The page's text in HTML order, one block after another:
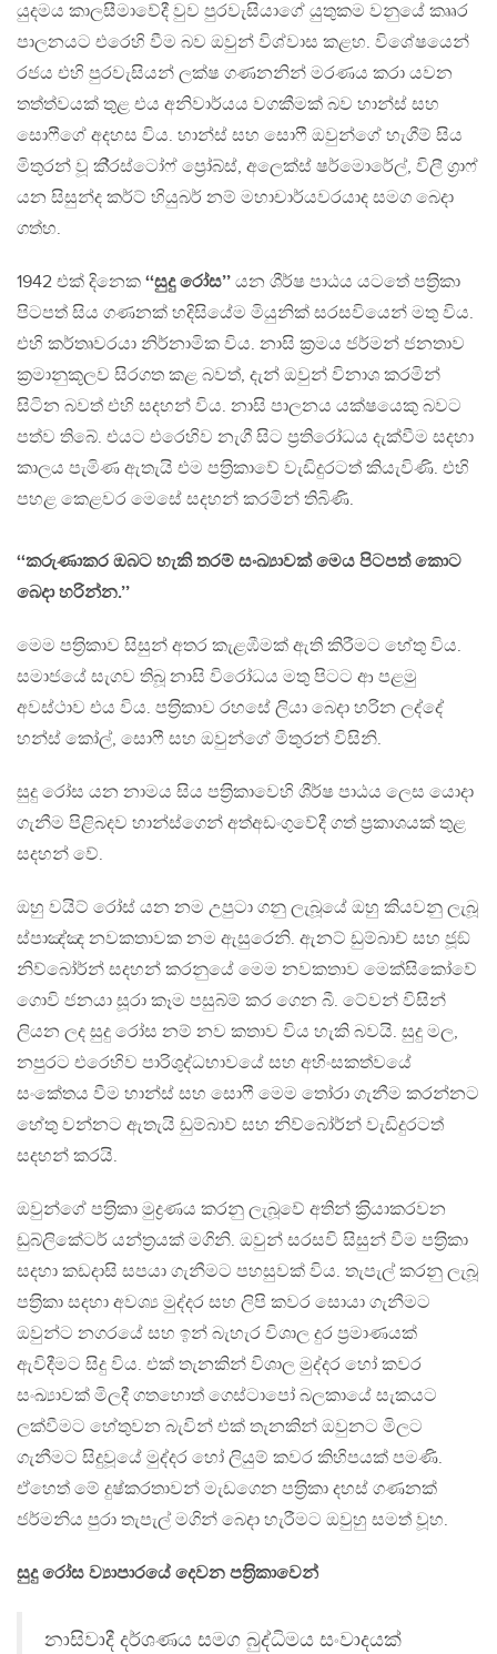
යුදමය කාලසීමාවේදී වුව පුරවැසියාගේ යුතුකම වනුයේ කෲර
පාලනයට එරෙහි වීම බව ඔවුන් විශ්වාස කළහ. විශේෂයෙන්
රජය එහි පුරවැසියන් ලක්ෂ ගණනනින් මරණය කරා යවන
තත්ත්වයක් තුළ එය අනිවාර්යය වගකීමක් බව හාන්ස් සහ
සොෆීගේ අදහස විය. හාන්ස් සහ සොෆී ඔවුන්ගේ හැගීම් සිය
මිතුරන් වූ කි‍්‍රස්ටෝෆ් ප්‍රෝබ්ස්, අලෙක්ස් ෂර්මොරේල්, විලී ග‍්‍රාෆ්
යන සිසුන්ද කර්ට් හියුබර් නම් මහාචාර්යවරයාද සමග බෙදා
ගත්හ.
1942 එක් දිනෙක ‘‘සුදු රෝස’’ යන ශීර්ෂ පාඨය යටතේ පත‍්‍රිකා
පිටපත් සිය ගණනක් හදිසියේම මියුනික් සරසවියෙන් මතු විය.
එහි කර්තෘවරයා නිර්නාමික විය. නාසි ක‍්‍රමය ජර්මන් ජනතාව
ක‍්‍රමානුකූලව සිරගත කළ බවත්, දැන් ඔවුන් විනාශ කරමින්
සිටින බවත් එහි සදහන් විය. නාසි පාලනය යක්ෂයෙකු බවට
පත්ව තිබේ. එයට එරෙහිව නැගී සිට ප‍්‍රතිරෝධය දැක්වීම සදහා
කාලය පැමිණ ඇතැයි එම පත‍්‍රිකාවේ වැඩිදුරටත් කියැවිණි. එහි
පහළ කෙළවර මෙසේ සදහන් කරමින් තිබිණි.
‘‘කරුණාකර ඔබට හැකි තරම් සංඛ්‍යාවක් මෙය පිටපත් කොට
බෙදා හරින්න.’’
මෙම පත‍්‍රිකාව සිසුන් අතර කැළඹීමක් ඇති කිරීමට හේතු විය.
සමාජයේ සැගව තිබූ නාසි විරෝධය මතු පිටට ආ පළමු
අවස්ථාව එය විය. පත‍්‍රිකාව රහසේ ලියා බෙදා හරින ලද්දේ
හන්ස් කෝල්, සොෆී සහ ඔවුන්ගේ මිතුරන් විසිනි.
සුදු රෝස යන නාමය සිය පත‍්‍රිකාවෙහි ශීර්ෂ පාඨය ලෙස යොදා
ගැනීම පිළිබදව හාන්ස්ගෙන් අත්අඩංගුවේදී ගත් ප‍්‍රකාශයක් තුළ
සදහන් වේ.
ඔහු වයිට් රෝස් යන නම උපුටා ගනු ලැබූයේ ඔහු කියවනු ලැබූ
ස්පාඤ්ඤ නවකතාවක නම ඇසුරෙනි. ඇනට් ඩුම්බාච් සහ ජූඞ්
නිව්බෝර්න් සදහන් කරනුයේ මෙම නවකතාව මෙක්සිකෝවේ
ගොවි ජනයා සූරා කෑම පසුබ්ම් කර ගෙන බී. ටේවන් විසින්
ලියන ලද සුදු රෝස නම් නව කතාව විය හැකි බවයි. සුදු මල,
නපුරට එරෙහිව පාරිශුද්ධභාවයේ සහ අහිංසකත්වයේ
සංකේතය වීම හාන්ස් සහ සොෆී මෙම තෝරා ගැනීම කරන්නට
හේතු වන්නට ඇතැයි ඩුම්බාව් සහ නිව්බෝර්න් වැඩිදුරටත්
සදහන් කරයි.
ඔවුන්ගේ පත‍්‍රිකා මුද්‍රණය කරනු ලැබූවේ අතින් ක‍්‍රියාකරවන
ඩුබ්ලිකේටර් යන්ත‍්‍රයක් මගිනි. ඔවුන් සරසවි සිසුන් වීම පත‍්‍රිකා
සදහා කඩදාසි සපයා ගැනීමට පහසුවක් විය. තැපැල් කරනු ලැබූ
පත‍්‍රිකා සදහා අවශ්‍ය මුද්දර සහ ලිපි කවර සොයා ගැනීමට
ඔවුන්ට නගරයේ සහ ඉන් බැහැර විශාල දුර ප‍්‍රමාණයක්
ඇවිදීමට සිදු විය. එක් තැනකින් විශාල මුද්දර හෝ කවර
සංඛ්‍යාවක් මිලදී ගතහොත් ගෙස්ටාපෝ බලකායේ සැකයට
ලක්වීමට හේතුවන බැවින් එක් තැනකින් ඔවුනට මිලට
ගැනීමට සිදුවූයේ මුද්දර හෝ ලියුම් කවර කිහිපයක් පමණි.
ඒහෙත් මේ දුෂ්කරතාවන් මැඩගෙන පත‍්‍රිකා දහස් ගණනක්
ජර්මනිය පුරා තැපැල් මගින් බෙදා හැරීමට ඔවුහු සමත් වූහ.
සුදු රෝස ව්‍යාපාරයේ දෙවන පත‍්‍රිකාවෙන්
නාසිවාදී දර්ශණය සමග බුද්ධිමය සංවාදයක්